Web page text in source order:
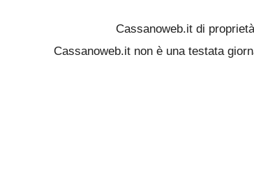
Cassanoweb.it di
Cassanoweb.it non è una testata